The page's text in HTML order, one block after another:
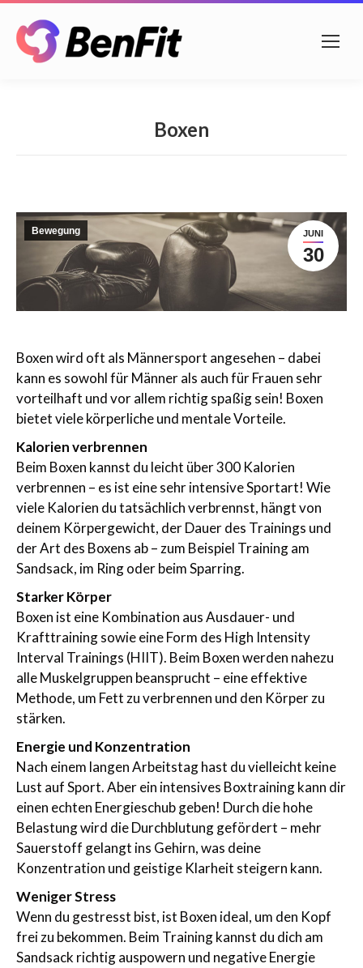
Boxen
JUNI
30
Bewegung
Boxen wird oft als Männersport angesehen – dabei
kann es sowohl für Männer als auch für Frauen sehr
vorteilhaft und vor allem richtig spaßig sein! Boxen
bietet viele körperliche und mentale Vorteile.
Kalorien verbrennen
Beim Boxen kannst du leicht über 300 Kalorien
verbrennen – es ist eine sehr intensive Sportart! Wie
viele Kalorien du tatsächlich verbrennst, hängt von
deinem Körpergewicht, der Dauer des Trainings und
der Art des Boxens ab – zum Beispiel Training am
Sandsack, im Ring oder beim Sparring.
Starker Körper
Boxen ist eine Kombination aus Ausdauer- und
Krafttraining sowie eine Form des High Intensity
Interval Trainings (HIIT). Beim Boxen werden nahezu
alle Muskelgruppen beansprucht – eine effektive
Methode, um Fett zu verbrennen und den Körper zu
stärken.
Energie und Konzentration
Nach einem langen Arbeitstag hast du vielleicht keine
Lust auf Sport. Aber ein intensives Boxtraining kann dir
einen echten Energieschub geben! Durch die hohe
Belastung wird die Durchblutung gefördert – mehr
Sauerstoff gelangt ins Gehirn, was deine
Konzentration und geistige Klarheit steigern kann.
Weniger Stress
Wenn du gestresst bist, ist Boxen ideal, um den Kopf
frei zu bekommen. Beim Training kannst du dich am
Sandsack richtig auspowern und negative Energie